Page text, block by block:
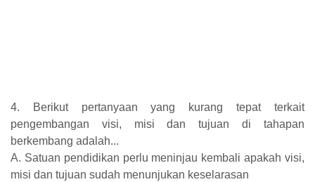
4. Berikut pertanyaan yang kurang tepat terkait
pengembangan visi, misi dan tujuan di tahapan
berkembang adalah...
A. Satuan pendidikan perlu meninjau kembali apakah visi,
misi dan tujuan sudah menunjukan keselarasan